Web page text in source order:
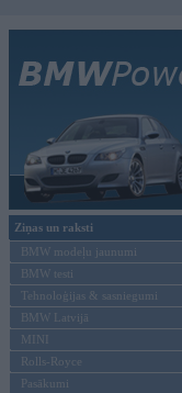
Ziņas un raksti
BMW modeļu jaunumi
BMW testi
Tehnoloģijas & sasniegumi
BMW Latvijā
MINI
Rolls-Royce
Pasākumi